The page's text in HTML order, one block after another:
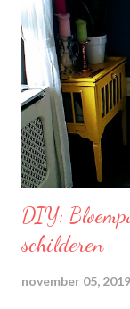
& 6 zijn
zelf kan
normaal
een optimale
smaak van uw
l...
DIY:
schilderen
november 05, 2019